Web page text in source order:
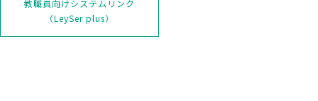
教職員向けシステムリンク
（LeySer plus）